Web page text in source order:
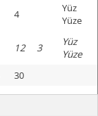
4
Yüz
Yüze
12 3
Yüz
Yüze
30